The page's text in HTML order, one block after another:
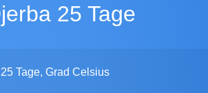
25 Tage
Tage, Grad Celsius